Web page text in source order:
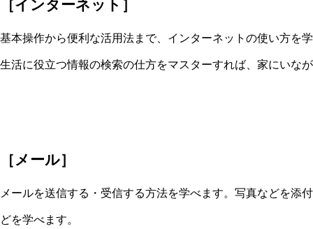
［インターネット］
基本操作から便利な活用法まで、インターネットの使い方を
生活に役立つ情報の検索の仕方をマスターすれば、家にいな
［メール］
メールを送信する・受信する方法を学べます。写真などを添
どを学べます。